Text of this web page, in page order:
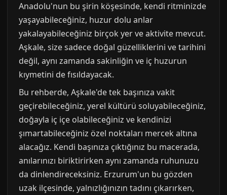
Anadolu'nun bu şirin köşesinde, kendi ritminizde
yaşayabileceğiniz, huzur dolu anlar
yakalayabileceğiniz birçok yer ve aktivite mevcut.
Aşkale, size sadece doğal güzelliklerini ve tarihini
değil, aynı zamanda sakinliğin ve iç huzurun
kıymetini de fısıldayacak.
Bu rehberde, Aşkale'de tek başınıza vakit
geçirebileceğiniz, yerel kültürü soluyabileceğiniz,
doğayla iç içe olabileceğiniz ve kendinizi
şımartabileceğiniz özel noktaları mercek altına
alacağız. Kendi başınıza çıktığınız bu macerada,
anılarınızı biriktirirken aynı zamanda ruhunuzu
da dinlendireceksiniz. Erzurum'un bu gözden
uzak ilçesinde, yalnızlığınızın tadını çıkarırken,